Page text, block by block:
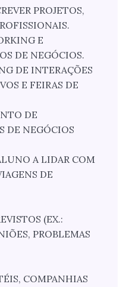
PROJETOS,
E
DE NEGÓCIOS.
DE INTERAÇÕES
E FEIRAS DE
DE
DE NEGÓCIOS
A LIDAR COM
DE
(EX.:
PROBLEMAS
COMPANHIAS